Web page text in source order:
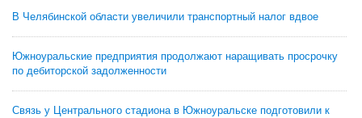
В Челябинской области увеличили транспортный налог вдвое
Южноуральские предприятия продолжают наращивать просрочку
по дебиторской задолженности
Связь у Центрального стадиона в Южноуральске подготовили к